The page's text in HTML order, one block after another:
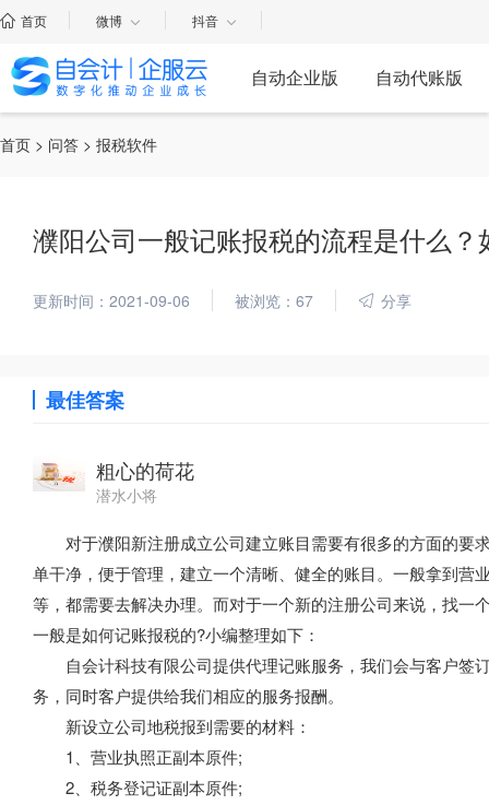
首页 微博 抖音
自动企业版 自动代账版
首页 > 问答 > 报税软件
濮阳公司一般记账报税的流程是什么
更新时间：2021-09-06 被浏览：67 分享
最佳答案
粗心的荷花
潜水小将
对于濮阳新注册成立公司建立账目需要有很多的方面的要
单干净，便于管理，建立一个清晰、健全的账目。一般拿到营
等，都需要去解决办理。而对于一个新的注册公司来说，找
一般是如何记账报税的?小编整理如下：
自会计科技有限公司提供代理记账服务，我们会与客户签
务，同时客户提供给我们相应的服务报酬。
新设立公司地税报到需要的材料：
1、营业执照正副本原件;
2、税务登记证副本原件;